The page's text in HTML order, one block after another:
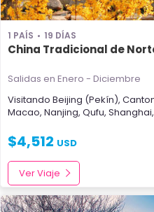
1 PAÍS 19 DÍAS
China Tradicional de
Salidas en Enero - Diciembre
Visitando Beijing (Pekín),
Macao, Nanjing, Qufu, Shanghai,
$4,512 USD
Ver Viaje